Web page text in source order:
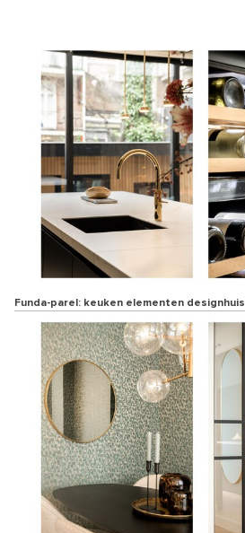
Funda-parel: keuken elementen designhuis